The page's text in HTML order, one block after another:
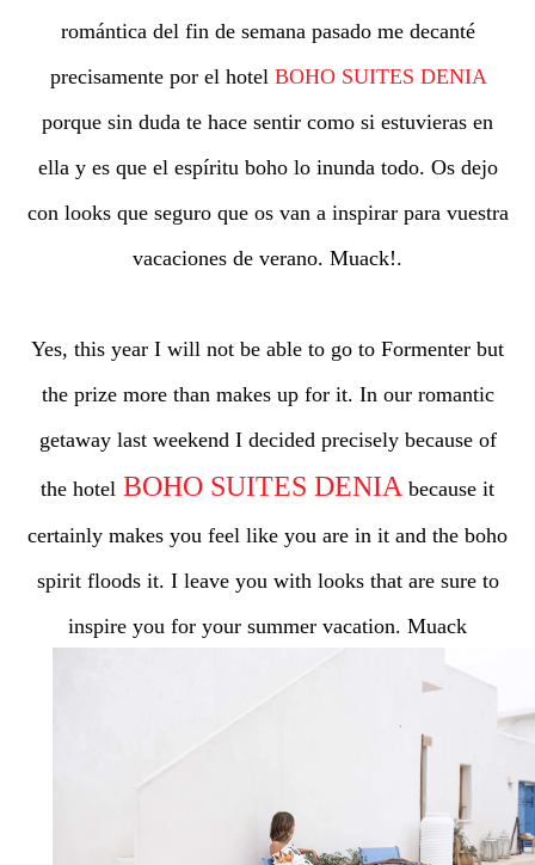
romántica del fin de semana pasado me decanté
precisamente por el hotel BOHO SUITES DENIA
porque sin duda te hace sentir como si estuvieras en
ella y es que el espíritu boho lo inunda todo. Os dejo
con looks que seguro que os van a inspirar para vuestra
vacaciones de verano. Muack!.
Yes, this year I will not be able to go to Formenter but
the prize more than makes up for it. In our romantic
getaway last weekend I decided precisely because of
the hotel BOHO SUITES DENIA because it
certainly makes you feel like you are in it and the boho
spirit floods it. I leave you with looks that are sure to
inspire you for your summer vacation. Muack